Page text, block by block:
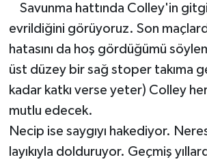
Savunma hattında Colley'in
evrildiğini görüyoruz. Son
hatasını da hoş gördüğümü
üst düzey bir sağ stoper takıma
kadar katkı verse yeter) Colley
mutlu edecek.
Necip ise saygıyı hakediyor.
layıkıyla dolduruyor. Geçmiş